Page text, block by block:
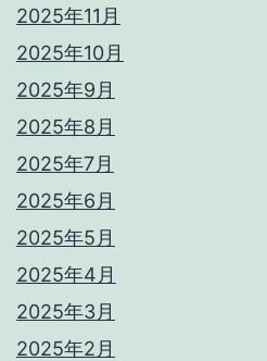
2025年11月
2025年10月
2025年9月
2025年8月
2025年7月
2025年6月
2025年5月
2025年4月
2025年3月
2025年2月